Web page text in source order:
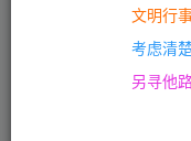
《有钱人和你想的不
指南，通过解析富
文明行
考虑清
另寻他